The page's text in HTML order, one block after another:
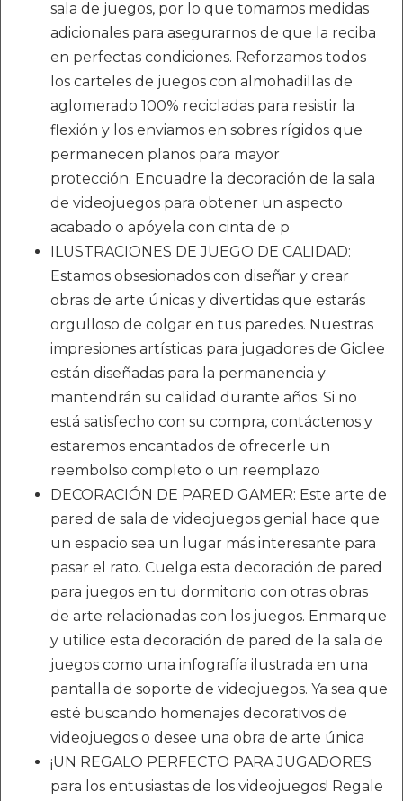
sala de juegos, por lo que tomamos medidas
adicionales para asegurarnos de que la reciba
en perfectas condiciones. Reforzamos todos
los carteles de juegos con almohadillas de
aglomerado 100% recicladas para resistir la
flexión y los enviamos en sobres rígidos que
permanecen planos para mayor
protección. Encuadre la decoración de la sala
de videojuegos para obtener un aspecto
acabado o apóyela con cinta de p
ILUSTRACIONES DE JUEGO DE CALIDAD:
Estamos obsesionados con diseñar y crear
obras de arte únicas y divertidas que estarás
orgulloso de colgar en tus paredes. Nuestras
impresiones artísticas para jugadores de Giclee
están diseñadas para la permanencia y
mantendrán su calidad durante años. Si no
está satisfecho con su compra, contáctenos y
estaremos encantados de ofrecerle un
reembolso completo o un reemplazo
DECORACIÓN DE PARED GAMER: Este arte de
pared de sala de videojuegos genial hace que
un espacio sea un lugar más interesante para
pasar el rato. Cuelga esta decoración de pared
para juegos en tu dormitorio con otras obras
de arte relacionadas con los juegos. Enmarque
y utilice esta decoración de pared de la sala de
juegos como una infografía ilustrada en una
pantalla de soporte de videojuegos. Ya sea que
esté buscando homenajes decorativos de
videojuegos o desee una obra de arte única
¡UN REGALO PERFECTO PARA JUGADORES
para los entusiastas de los videojuegos! Regale